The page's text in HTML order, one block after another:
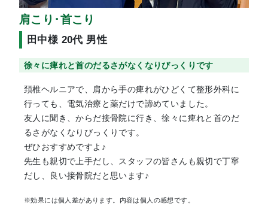
肩こり･首こり
田中様 20代 男性
徐々に痺れと首のだるさがなくなりびっくりです
頚椎ヘルニアで、肩から手の痺れがひどくて整形外科に
行っても、電気治療と薬だけで諦めていました。
友人に聞き、からだ接骨院に行き、徐々に痺れと首のだ
るさがなくなりびっくりです。
ぜひおすすめですよ♪
先生も親切で上手だし、スタッフの皆さんも親切で丁寧
だし、良い接骨院だと思います♪
※効果には個人差があります。内容は個人の感想です。